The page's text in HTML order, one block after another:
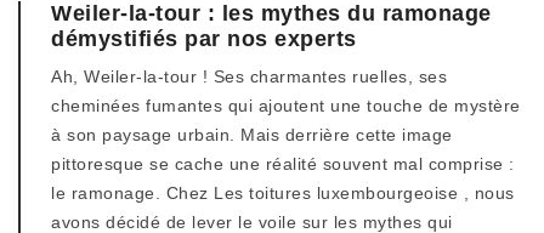
Weiler-la-tour : les mythes du ramonage
démystifiés par nos experts
Ah, Weiler-la-tour ! Ses charmantes ruelles, ses
cheminées fumantes qui ajoutent une touche de mystère
à son paysage urbain. Mais derrière cette image
pittoresque se cache une réalité souvent mal comprise :
le ramonage. Chez Les toitures luxembourgeoise , nous
avons décidé de lever le voile sur les mythes qui